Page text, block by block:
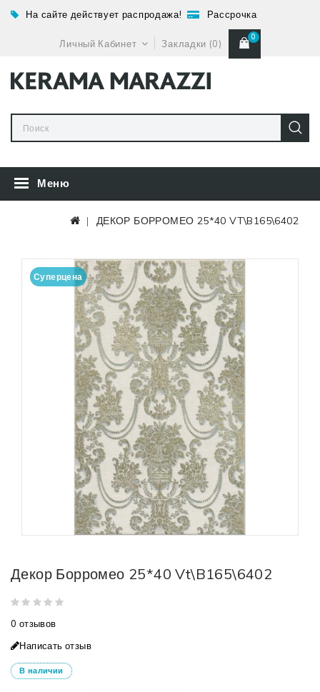
На сайте действует распродажа! Рассрочка
Личный Кабинет Закладки (0)
0
Меню
ДЕКОР БОРРОМЕО 25*40 VT\B165\6402
Суперцена
Декор Борромео 25*40 Vt\B165\6402
0 отзывов
Написать отзыв
В наличии